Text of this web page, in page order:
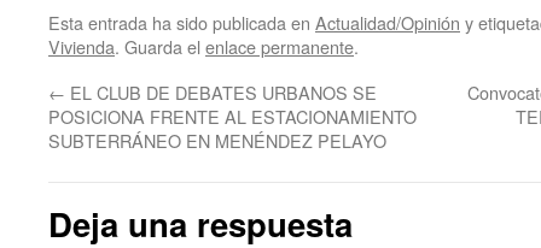
Esta entrada ha sido publicada en Actualidad/Opinión y
Vivienda. Guarda el enlace permanente.
← EL CLUB DE DEBATES URBANOS SE
POSICIONA FRENTE AL ESTACIONAMIENTO
SUBTERRÁNEO EN MENÉNDEZ PELAYO
Deja una respuesta